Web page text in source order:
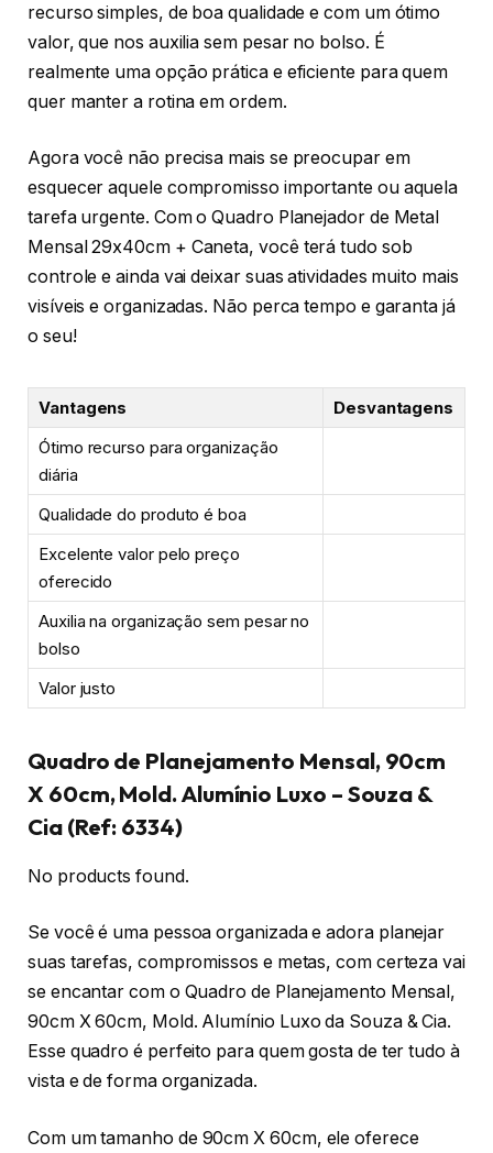
recurso simples, de boa qualidade e com um ótimo
valor, que nos auxilia sem pesar no bolso. É
realmente uma opção prática e eficiente para quem
quer manter a rotina em ordem.
Agora você não precisa mais se preocupar em
esquecer aquele compromisso importante ou aquela
tarefa urgente. Com o Quadro Planejador de Metal
Mensal 29x40cm + Caneta, você terá tudo sob
controle e ainda vai deixar suas atividades muito mais
visíveis e organizadas. Não perca tempo e garanta já
o seu!
Vantagens
Desvantagens
Ótimo recurso para organização
diária
Qualidade do produto é boa
Excelente valor pelo preço
oferecido
Auxilia na organização sem pesar no
bolso
Valor justo
Quadro de Planejamento Mensal, 90cm
X 60cm, Mold. Alumínio Luxo – Souza &
Cia (Ref: 6334)
No products found.
Se você é uma pessoa organizada e adora planejar
suas tarefas, compromissos e metas, com certeza vai
se encantar com o Quadro de Planejamento Mensal,
90cm X 60cm, Mold. Alumínio Luxo da Souza & Cia.
Esse quadro é perfeito para quem gosta de ter tudo à
vista e de forma organizada.
Com um tamanho de 90cm X 60cm, ele oferece